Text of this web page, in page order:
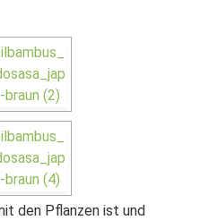
den Pflanzen ist und